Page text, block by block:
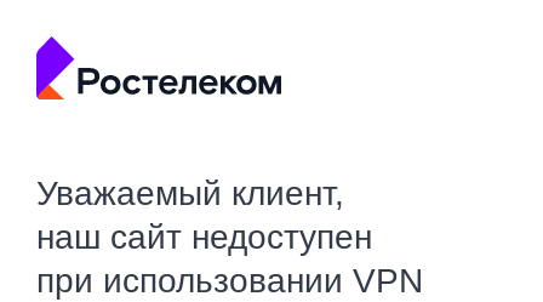
Уважаемый клиент,
наш сайт недоступен
при использовании VPN